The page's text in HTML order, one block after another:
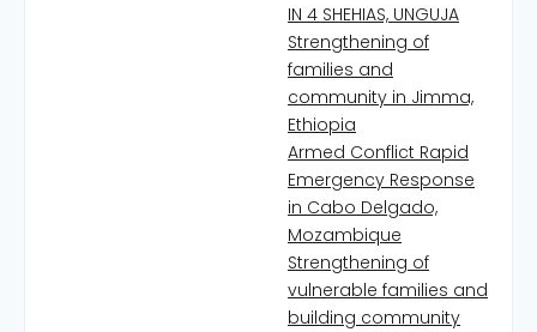
IN 4 SHEHIAS, UNGUJA
Strengthening of
families and
community in Jimma,
Ethiopia
Armed Conflict Rapid
Emergency Response
in Cabo Delgado,
Mozambique
Strengthening of
vulnerable families and
building community